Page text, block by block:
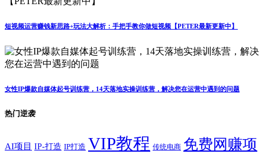
短视频运营赚钱新思路+玩法大解析：手把手教你做短视频【PETER最新更新中】
女性IP爆款自媒体起号训练营，14天落地实操训练营，解决您在运营中遇到的问题
热门逆袭
AI项目 IP-打造 IP打造 VIP教程 传统电商 免费网赚项